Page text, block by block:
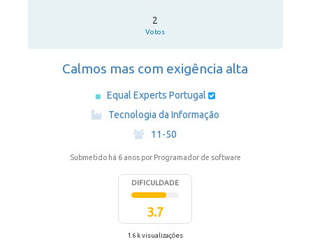
2
Votos
Calmos mas com exigência alta
Equal Experts Portugal
Tecnologia da Informação
·
11-50
Submetido há 6 anos por Programador de software
DIFICULDADE
3.7
1.6 k visualizações